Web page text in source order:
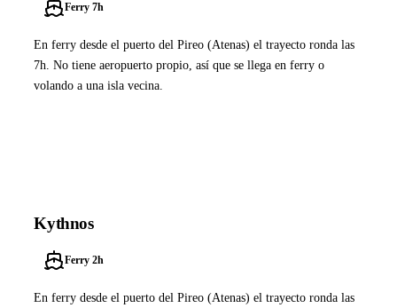
Ferry 7h
En ferry desde el puerto del Pireo (Atenas) el trayecto ronda las
7h. No tiene aeropuerto propio, así que se llega en ferry o
volando a una isla vecina.
Kythnos
Ferry 2h
En ferry desde el puerto del Pireo (Atenas) el trayecto ronda las